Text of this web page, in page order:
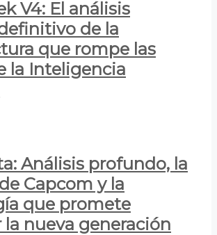
V4: El análisis
de la
que rompe las
la Inteligencia
Análisis profundo, la
Capcom y la
que promete
nueva generación